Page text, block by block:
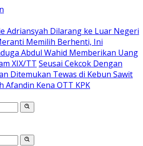
Adriansyah Dilarang ke Luar Negeri
Memilih Berhenti, Ini
Abdul Wahid Memberikan Uang
XIX/TT Seusai Cekcok Dengan
Ditemukan Tewas di Kebun Sawit
Afandin Kena OTT KPK